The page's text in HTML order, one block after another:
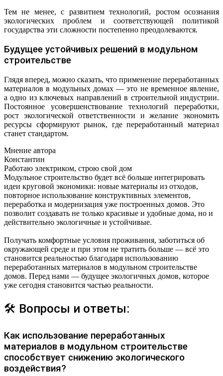
Тем не менее, с развитием технологий, ростом осознания
экологических проблем и соответствующей политикой
государства эти сложности постепенно преодолеваются.
Будущее устойчивых решений в модульном
строительстве
Глядя вперед, можно сказать, что применение переработанных
материалов в модульных домах — это не временное явление,
а одно из ключевых направлений в строительной индустрии.
Постоянное усовершенствование технологий переработки,
рост экологической ответственности и желание экономить
ресурсы сформируют рынок, где переработанный материал
станет стандартом.
Мнение автора
Константин
Работаю электриком, строю свой дом
Модульное строительство будет всё больше интегрировать
идеи круговой экономики: новые материалы из отходов,
повторное использование конструктивных элементов,
переработка и модернизация уже построенных домов. Это
позволит создавать не только красивые и удобные дома, но и
действительно экологичные и устойчивые.
Получать комфортные условия проживания, заботиться об
окружающей среде и при этом не тратить больше — всё это
становится реальностью благодаря использованию
переработанных материалов в модульном строительстве
домов. Перед нами — будущее экологичных домов, которое
уже сегодня становится частью реальности.
🛠 Вопросы и ответы:
Как использование переработанных
материалов в модульном строительстве
способствует снижению экологического
воздействия?